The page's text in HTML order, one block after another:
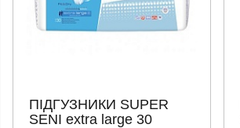
ПІДГУЗНИКИ SUPER
SENI extra large 30